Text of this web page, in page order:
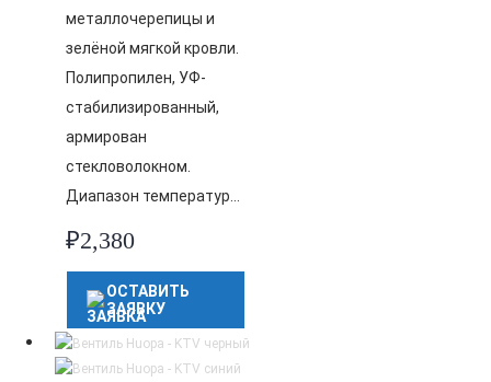
металлочерепицы и
зелёной мягкой кровли.
Полипропилен, УФ-
стабилизированный,
армирован
стекловолокном.
Диапазон температур…
₽2,380
ОСТАВИТЬ
ЗАЯВКУ